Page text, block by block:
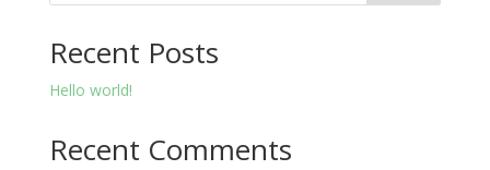
Recent Posts
Hello world!
Recent Comments